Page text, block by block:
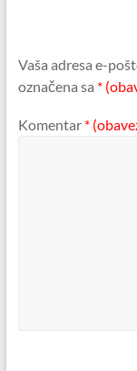
Vaša adresa e-
označena sa *
Komentar *